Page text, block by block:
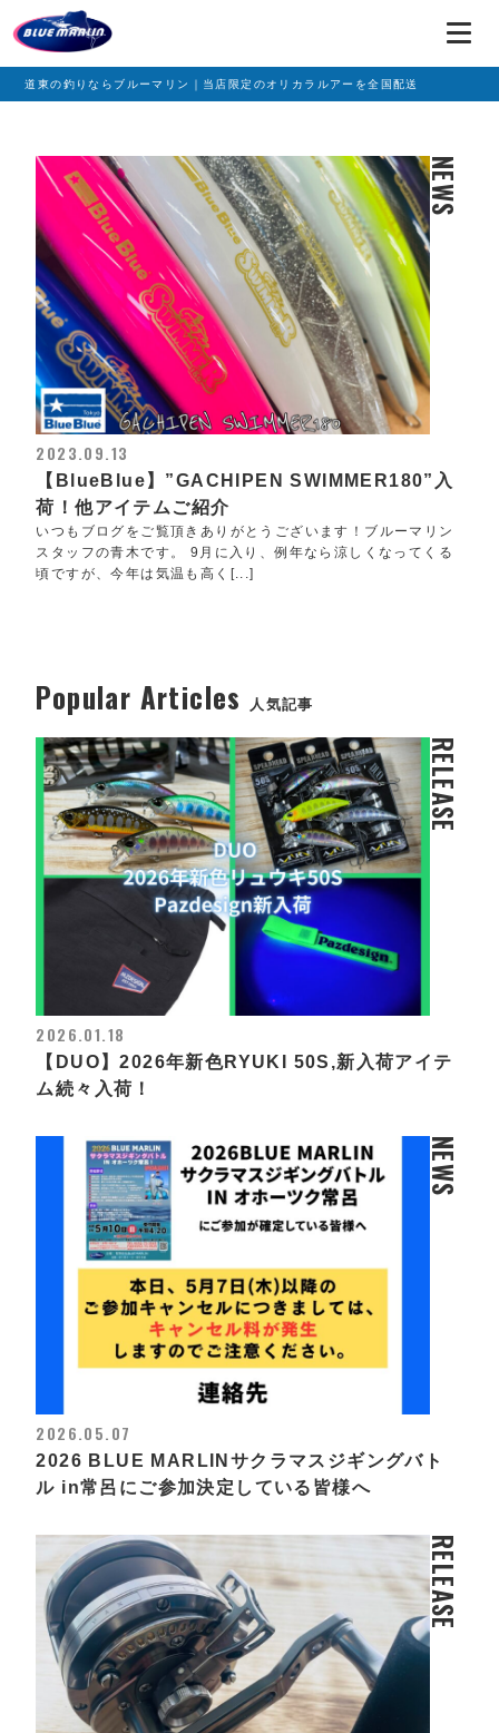
道東の釣りならブルーマリン｜当店限定のオリカラルアーを全国配送
NEWS
2023.09.13
【BlueBlue】”GACHIPEN SWIMMER180”入
荷！他アイテムご紹介
いつもブログをご覧頂きありがとうございます！ブルーマリン
スタッフの青木です。 9月に入り、例年なら涼しくなってくる
頃ですが、今年は気温も高く[...]
Popular Articles 人気記事
RELEASE
2026.01.18
【DUO】2026年新色RYUKI 50S,新入荷アイテ
ム続々入荷！
NEWS
2026.05.07
2026 BLUE MARLINサクラマスジギングバト
ル in常呂にご参加決定している皆様へ
RELEASE